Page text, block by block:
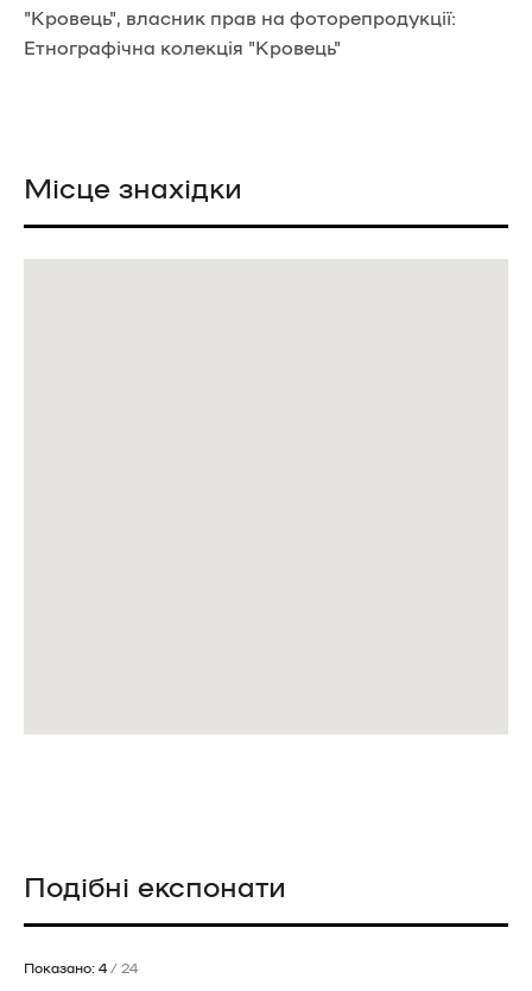
"Кровець", власник прав на фоторепродукції:
Етнографічна колекція "Кровець"
Місце знахідки
Подібні експонати
Показано: 4 / 24